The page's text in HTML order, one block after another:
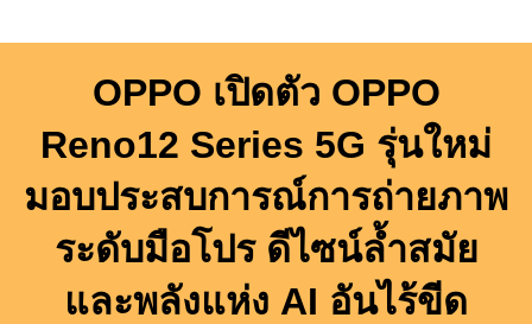
OPPO เปิดตัว OPPO
Reno12 Series 5G รุ่นใหม่
มอบประสบการณ์การถ่ายภาพ
ระดับมือโปร ดีไซน์ล้ำสมัย
และพลังแห่ง AI อันไร้ขีด